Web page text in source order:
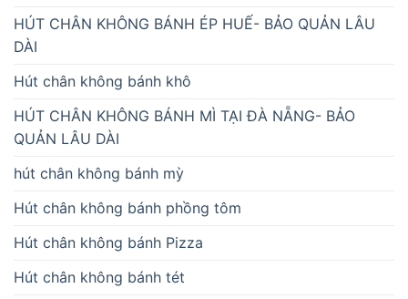
HÚT CHÂN KHÔNG BÁNH ÉP HUẾ- BẢO QUẢN LÂU
DÀI
Hút chân không bánh khô
HÚT CHÂN KHÔNG BÁNH MÌ TẠI ĐÀ NẴNG- BẢO
QUẢN LÂU DÀI
hút chân không bánh mỳ
Hút chân không bánh phồng tôm
Hút chân không bánh Pizza
Hút chân không bánh tét